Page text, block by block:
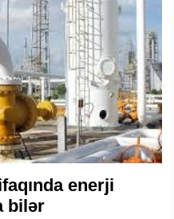
enerji
bilər